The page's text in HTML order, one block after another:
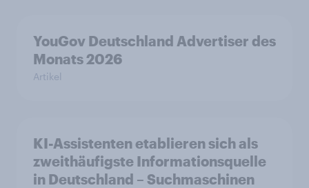
YouGov Deutschland Advertiser des
Monats 2026
Artikel
KI-Assistenten etablieren sich als
zweithäufigste Informationsquelle
in Deutschland – Suchmaschinen